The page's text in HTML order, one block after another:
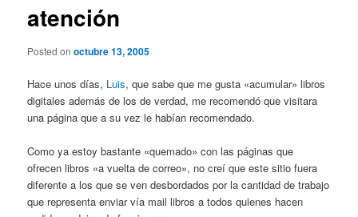
atención
Posted onoctubre 13, 2005
Hace unos días, Luis, que sabe que me gusta «acumular» libros
digitales además de los de verdad, me recomendó que visitara
una página que a su vez le habían recomendado.
Como ya estoy bastante «quemado» con las páginas que
ofrecen libros «a vuelta de correo», no creí que este sitio fuera
diferente a los que se ven desbordados por la cantidad de trabajo
que representa enviar vía mail libros a todos quienes hacen